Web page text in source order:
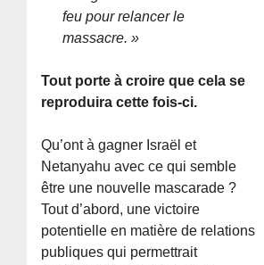
feu pour relancer le
massacre. »
Tout porte à croire que cela se
reproduira cette fois-ci.
Qu’ont à gagner Israël et
Netanyahu avec ce qui semble
être une nouvelle mascarade ?
Tout d’abord, une victoire
potentielle en matière de relations
publiques qui permettrait